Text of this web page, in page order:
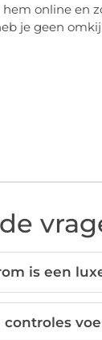
online en
je geen
is een
controles